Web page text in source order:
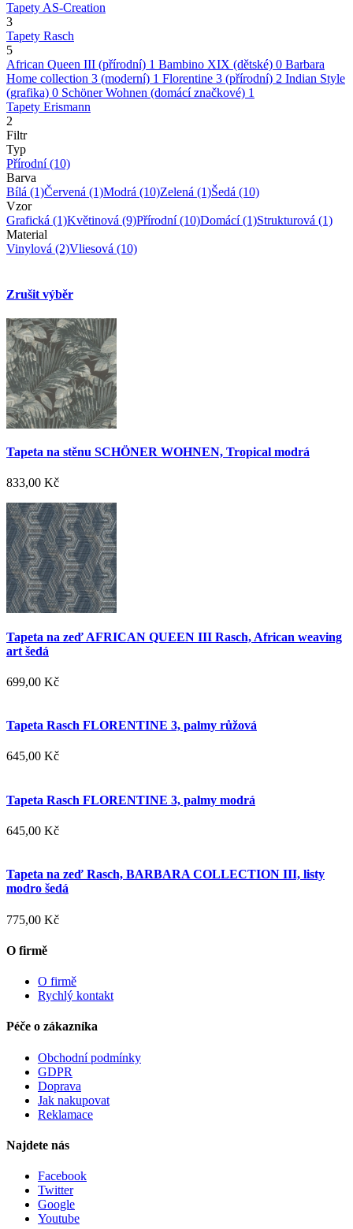
Tapety AS-Creation
3
Tapety Rasch
5
African Queen III (přírodní) 1 Bambino XIX (dětské) 0 Barbara
Home collection 3 (moderní) 1 Florentine 3 (přírodní) 2 Indian Style
(grafika) 0 Schöner Wohnen (domácí značkové) 1
Tapety Erismann
2
Filtr
Typ
Přírodní(10)
Barva
Bílá (1)Červená (1)Modrá (10)Zelená (1)Šedá (10)
Vzor
Grafická (1)Květinová (9)Přírodní(10)Domácí(1)Strukturová (1)
Material
Vinylová (2)Vliesová (10)
Zrušit výběr
Tapeta na stěnu SCHÖNER WOHNEN, Tropical modrá
833,00 Kč
Tapeta na zeď AFRICAN QUEEN III Rasch, African weaving
art šedá
699,00 Kč
Tapeta Rasch FLORENTINE 3, palmy růžová
645,00 Kč
Tapeta Rasch FLORENTINE 3, palmy modrá
645,00 Kč
Tapeta na zeď Rasch, BARBARA COLLECTION III, listy
modro šedá
775,00 Kč
O firmě
O firmě
Rychlý kontakt
Péče o zákazníka
Obchodní podmínky
GDPR
Doprava
Jak nakupovat
Reklamace
Najdete nás
Facebook
Twitter
Google
Youtube